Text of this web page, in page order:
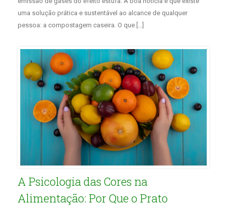
uma solução prática e sustentável ao alcance de qualquer
pessoa: a compostagem caseira. O que […]
A Psicologia das Cores na
Alimentação: Por Que o Prato